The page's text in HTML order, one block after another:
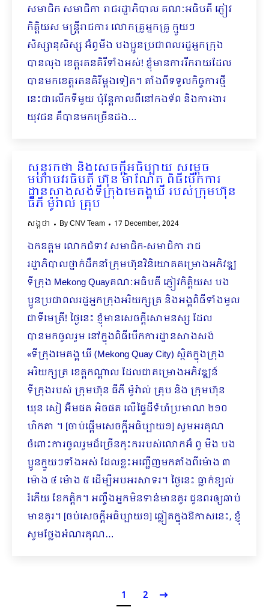
សមាជិក សមាជិកា រាជរដ្ឋាភិបាល គណៈអធិបតី ភ្ញៀវ
កិត្តិយស មន្រ្តីរាជការ លោកគ្រូអ្នកគ្រូ ក្មួយៗ
សិស្សានុសិស្ស អ៊ំពូមីង បងប្អូនប្រជាពលរដ្ឋអ្នកក្រុង
បានលុង ខេត្តរតនគិរីទាំងអស់! ខ្ញុំមានការរីករាយដែល
បានមកខេត្តរតនគិរីម្ដងទៀត។ តាំងពីទទួលកិច្ចការថ្មី
នេះជាលើកទីមួយ ប៉ុន្តែកាលពីនៅកងទ័ព និងការងារ
យុវជន គឺបានមកច្រើនដង…
សុន្ទរកថា និងសេចក្ដីអធិប្បាយ សម្ដេច
មហាបវរធិបតី ហ៊ុន ម៉ាណែត ពិធីបើកការ
ដ្ឋានសាងសង់ទីក្រុងមេគង្គឃី របស់ក្រុមហ៊ុន
ធីភី ម៉ូរ៉ាល់ គ្រុប
សង្កថា ByCNV Team 17 December, 2024
ឯកឧត្តម លោកជំទាវ សមាជិក-សមាជិកា រាជ
រដ្ឋាភិបាលថ្នាក់ដឹកនាំក្រុមហ៊ុនវិនិយោគគម្រោងអភិវឌ្ឍ
ទីក្រុង Mekong Quayគណៈអធិបតី ភ្ញៀវកិត្តិយស បង
ប្អូនប្រជាពលរដ្ឋអ្នកក្រុងអរិយក្សត្រ និងអង្គពិធីទាំងមូល
ជាទីមេត្រី!​ ថ្ងៃនេះ ខ្ញុំមានសេចក្តីសោមនស្ស ដែល
បានមកចូលរួម នៅក្នុងពិធីបើកការដ្ឋានសាងសង់
«ទីក្រុងមេគង្គ ឃី (Mekong Quay City) ស្ថិតក្នុងក្រុង
អរិយក្សត្រ ខេត្តកណ្តាល ដែលជាគម្រោងអភិ​វឌ្ឍន៍
ទីក្រុងរបស់ ក្រុមហ៊ុន ធីភី ម៉ូរ៉ាល់ គ្រុប និង ក្រុមហ៊ុន
ឃុន សៀ អ៊ីមផត អិចផត លើផ្ទៃដីទំហំប្រមាណ ២១០
ហិកតា ។ [ចាប់ផ្តើមសេចក្តីអធិប្បាយ១] សូមអរគុណ
ចំពោះការចូលរួមដ៏ច្រើនកុះកររបស់លោកអ៊ំ ពូ មីង បង
ប្អូនក្មួយៗទាំងអស់ ដែលខ្លះអញ្ជើញមកតាំងពីម៉ោង ៣
ម៉ោង ៤ ម៉ោង ៥ ដើម្បីអបអរសាទរ។ ថ្ងៃនេះ ធ្លាក់ខ្យល់
រំភើយ ខែកត្តិក។ អញ្ចឹងអ្នកមិនទាន់មានគូរ ជូនពរឲ្យឆាប់
មានគូរ។ [ចប់សេចក្តីអធិប្បាយ១] ឆ្លៀតក្នុងឱកាសនេះ, ខ្ញុំ
សូមថ្លែងអំណរគុណ…
1 2